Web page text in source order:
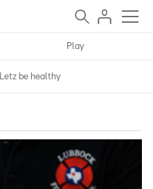
Play
Letz be healthy